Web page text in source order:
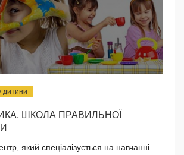
дитини
ШКОЛА ПРАВИЛЬНОЇ
який спеціалізується на навчанні